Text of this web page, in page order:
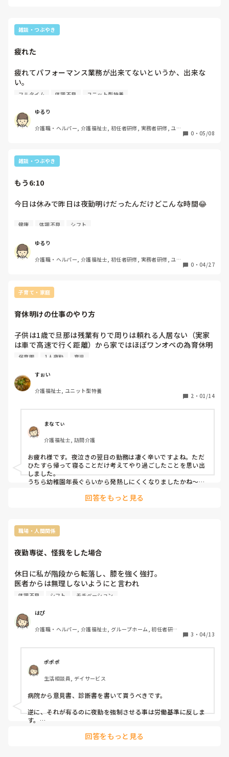
雑談・つぶやき
疲れた
疲れてパフォーマンス業務が出来てないというか、出来な
い。
鍛える気力にもならん。
フルタイム 体調不良 ユニット型特養
ゆるり
介護職・ヘルパー, 介護福祉士, 初任者研修, 実務者研修, ユニ
0 ・ 05/08
雑談・つぶやき
もう6:10
今日は休みで昨日は夜勤明けだったんだけどこんな時間😂
早番で起きる時間におやすみなさい(:3[____]
健康 体調不良 シフト
ゆるり
介護職・ヘルパー, 介護福祉士, 初任者研修, 実務者研修, ユニ
0 ・ 04/27
子育て・家庭
育休明けの仕事のやり方
子供は1歳で旦那は残業有りで周りは頼れる人居ない（実家
は車で高速で行く距離）から家ではほぼワンオペの為育休明
けは扶養内時短パートだけど幼くて保育園から色々もらって
やり方をしてるのですが本当は扶養外で時間延長して給与増
やしたいけど現実無理なので今は諦めモードです😭今の時間
帯でも家帰ってやること沢山なので私も疲れ切ってしまって
皆さんは何時ごろから時間増やして仕事してますか？＆子供
がちょくちょく体調不良にならなくなったのは何歳ごろから
保育園 1人夜勤 育児
すぉい
介護福祉士, ユニット型特養
2 ・ 01/14
まなてぃ
介護福祉士, 訪問介護
お疲れ様です。夜泣きの翌日の勤務は凄く辛いですよね。ただ
ひたすら帰って寝ることだけ考えてやり過ごしたことを思い出
しました。
うちら幼稚園年長ぐらいから発熱しにくくなりましたかね〜。
ってまだまだ安心できません。
回答をもっと見る
職場・人間関係
夜勤専従、怪我をした場合
休日に私が階段から転落し、膝を強く強打。
医者からは無理しないようにと言われ
介護職であることを伝えると難しい顔をされた。
夜勤へは来てほしいとのこと。
こちらからは怪我のことを職員は伝えてもらうよう言ったが
夜勤へ行くと知らない人が多数。
しんどい中16時間夜勤は終了。
帰ると膝は腫れていて受診すると休むべきと。
職場へ電話をすると(かなり細かく現状を報告)調整できない
かもしれないと言われ私は困惑。
結果的に調整はしてもらえたものの"この日(指定された日)
の夜勤には来てほしい"と。
そんなこと言われてももちろん安静にするけど
その日までに治るかはわからない(*_*)…
体調不良 シフト モチベーション
はぴ
介護職・ヘルパー, 介護福祉士, グループホーム, 初任者研修,
3 ・ 04/13
ポポポ
生活相談員, デイサービス
病院から意見書、診断書を書いて貰うべきです。
逆に、それが有るのに夜勤を強制させる事は労働基準に反しま
す。
回答をもっと見る